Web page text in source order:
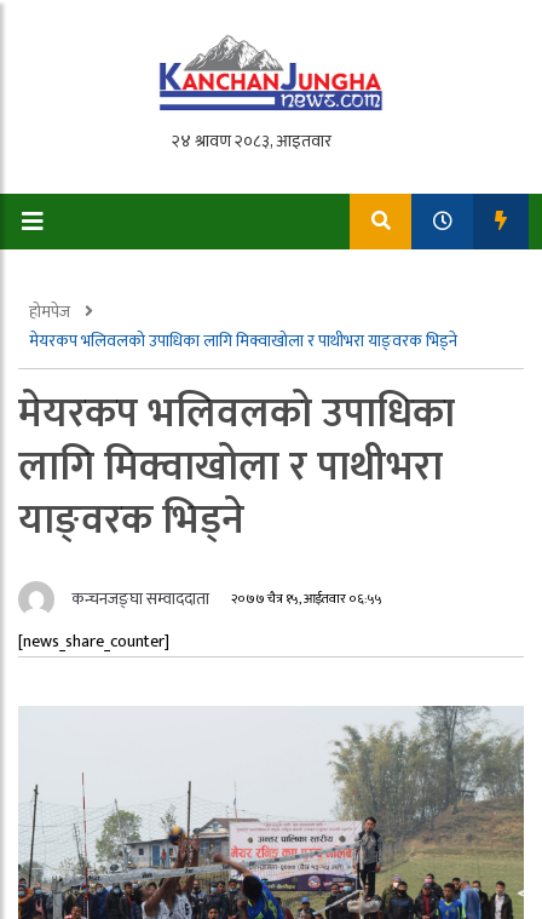
होमपेज
मेयरकप भलिवलको उपाधिका लागि मिक्वाखोला र पाथीभरा याङ्वरक भिड्ने
मेयरकप भलिवलको उपाधिका
लागि मिक्वाखोला र पाथीभरा
याङ्वरक भिड्ने
कन्चनजङ्घा सम्वाददाता २०७७ चैत्र १५, आईतवार ०६:५५
[news_share_counter]